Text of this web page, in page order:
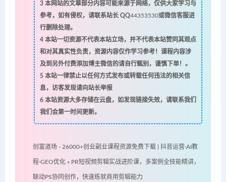
3本网站的文章部分内容可能来源于网络，仅供大家学习与
参考，如有侵权，请联系站长 QQ44353530或微信客服进
行删除处理。
4本站一切资源不代表本站立场，并不代表本站赞同其观点
和对其真实性负责，资源内容仅作学习参考！课程内容涉
及到另外付费添加博主微信的请自行甄别，谨慎下单！。
5本站一律禁止以任何方式发布或转载任何违法的相关信
息，访客发现请向站长举报
6本站资源大多存储在云盘，如发现链接失效，请联系我们
我们会第一时间更新。
创富道场 - 26000+创业副业课程资源免费下载 | 抖音运营·AI教
程·GEO优化 » PR短视频剪辑实战进阶课，多案例全技能精讲，
联动PS协同创作，快速练就商用剪辑能力